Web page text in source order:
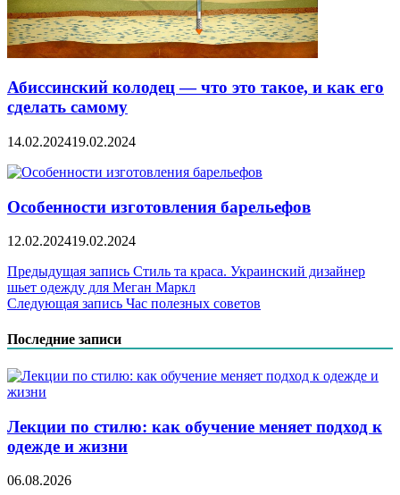
Абиссинский колодец — что это такое, и как его
сделать самому
14.02.202419.02.2024
Особенности изготовления барельефов
12.02.202419.02.2024
Навигация
по
Предыдущая запись Стиль та краса. Украинский дизайнер
шьет одежду для Меган Маркл
Следующая запись Час полезных советов
Последние записи
Лекции по стилю: как обучение меняет подход к
одежде и жизни
06.08.2026